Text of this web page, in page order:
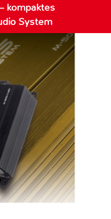
kompaktes
System